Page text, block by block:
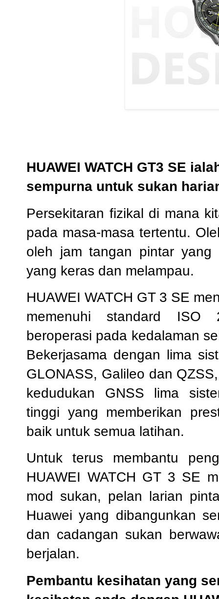
HUAWEI WATCH GT3 SE
sempurna untuk sukan
Persekitaran fizikal di mana
pada masa-masa tertentu.
oleh jam tangan pintar yang
yang keras dan melampau.
HUAWEI WATCH GT 3 SE
memenuhi standard ISO
beroperasi pada kedalaman
Bekerjasama dengan lima
GLONASS, Galileo dan
kedudukan GNSS lima
tinggi yang memberikan
baik untuk semua latihan.
Untuk terus membantu
HUAWEI WATCH GT 3 SE
mod sukan, pelan larian
Huawei yang dibangunkan
dan cadangan sukan
berjalan.
Pembantu kesihatan yang